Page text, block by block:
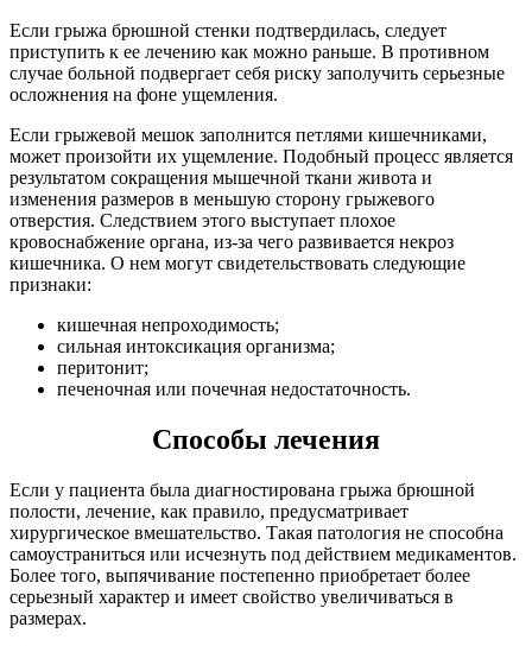
Если грыжа брюшной стенки подтвердилась, следует
приступить к ее лечению как можно раньше. В противном
случае больной подвергает себя риску заполучить серьезные
осложнения на фоне ущемления.
Если грыжевой мешок заполнится петлями кишечниками,
может произойти их ущемление. Подобный процесс является
результатом сокращения мышечной ткани живота и
изменения размеров в меньшую сторону грыжевого
отверстия. Следствием этого выступает плохое
кровоснабжение органа, из-за чего развивается некроз
кишечника. О нем могут свидетельствовать следующие
признаки:
кишечная непроходимость;
сильная интоксикация организма;
перитонит;
печеночная или почечная недостаточность.
Способы лечения
Если у пациента была диагностирована грыжа брюшной
полости, лечение, как правило, предусматривает
хирургическое вмешательство. Такая патология не способна
самоустраниться или исчезнуть под действием медикаментов.
Более того, выпячивание постепенно приобретает более
серьезный характер и имеет свойство увеличиваться в
размерах.